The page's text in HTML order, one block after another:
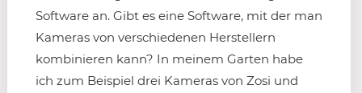
Software an. Gibt es eine Software, mit der man
Kameras von verschiedenen Herstellern
kombinieren kann? In meinem Garten habe
ich zum Beispiel drei Kameras von Zosi und